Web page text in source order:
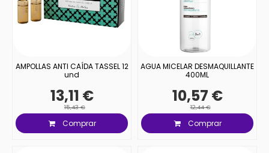
AMPOLLAS ANTI CAÍDA TASSEL 12
und
13,11 €
15,43 €
Comprar
AGUA MICELAR DESMAQUILLANTE
400ML
10,57 €
12,44 €
Comprar